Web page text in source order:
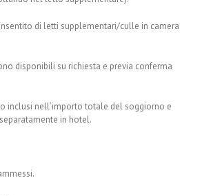
di letti supplementari/culle in camera
disponibili su richiesta e previa conferma
inclusi nell’importo totale del soggiorno e
in hotel.